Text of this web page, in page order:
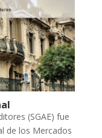
(SGAE) fue
de los Mercados